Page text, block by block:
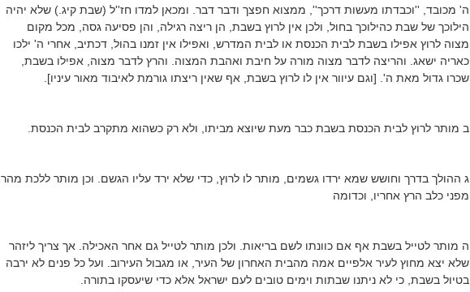
ה' מכובד, ''וכבדתו מעשות דרכך'', ממצוא חפצך ודבר דבר. ומכאן למדו חז''ל (שבת קיג.) שלא יהיה
הילוכך של שבת כהילוכך בחול, ולכן אין לרוץ בשבת, הן ריצה רגילה, והן פסיעה גסה, מכל מקום
מצוה לרוץ אפילו בשבת לבית הכנסת או לבית המדרש, ואפילו אין זמנו בהול, דכתיב, אחרי ה' ילכו
כאריה ישאג. והריצה לדבר מצוה מורה על חיבת ואהבת המצוה. והרץ לדבר מצוה, אפילו בשבת,
שכרו גדול מאת ה'. [וגם עיוור אין לו לרוץ בשבת, אף שאין ריצתו גורמת לאיבוד מאור עיניו].
ב מותר לרוץ לבית הכנסת בשבת כבר מעת שיוצא מביתו, ולא רק כשהוא מתקרב לבית הכנסת.
ג ההולך בדרך וחושש שמא ירדו גשמים, מותר לו לרוץ, כדי שלא ירד עליו הגשם. וכן מותר ללכת מהר
מפני כלב הרץ אחריו, וכדומה
ה מותר לטייל בשבת אף אם כוונתו לשם בריאות. ולכן מותר לטייל גם אחר האכילה. אך צריך ליזהר
שלא יצא מחוץ לעיר אלפיים אמה מהבית האחרון של העיר, או מגבול העירוב. ועל כל פנים לא ירבה
בטיול בשבת, כי לא ניתנו שבתות וימים טובים לעם ישראל אלא כדי שיעסקו בתורה.